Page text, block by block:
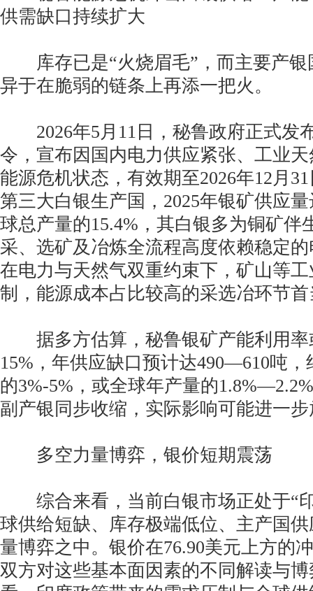
供需缺口持续扩大
库存已是“火烧眉毛”，而主要产银
异于在脆弱的链条上再添一把火。
2026年5月11日，秘鲁政府正式发
令，宣布因国内电力供应紧张、工业
能源危机状态，有效期至2026年12月
第三大白银生产国，2025年银矿供应
球总产量的15.4%，其白银多为铜矿伴
采、选矿及冶炼全流程高度依赖稳定
在电力与天然气双重约束下，矿山等
制，能源成本占比较高的采选冶环节
据多方估算，秘鲁银矿产能利用率
15%，年供应缺口预计达490—610吨
的3%-5%，或全球年产量的
副产银同步收缩，实际影响可能进一
多空力量博弈，银价短期震荡
综合来看，当前白银市场正处于“
球供给短缺、库存极端低位、主产国
量博弈之中。银价在76.90美元上方的
双方对这些基本面因素的不同解读与